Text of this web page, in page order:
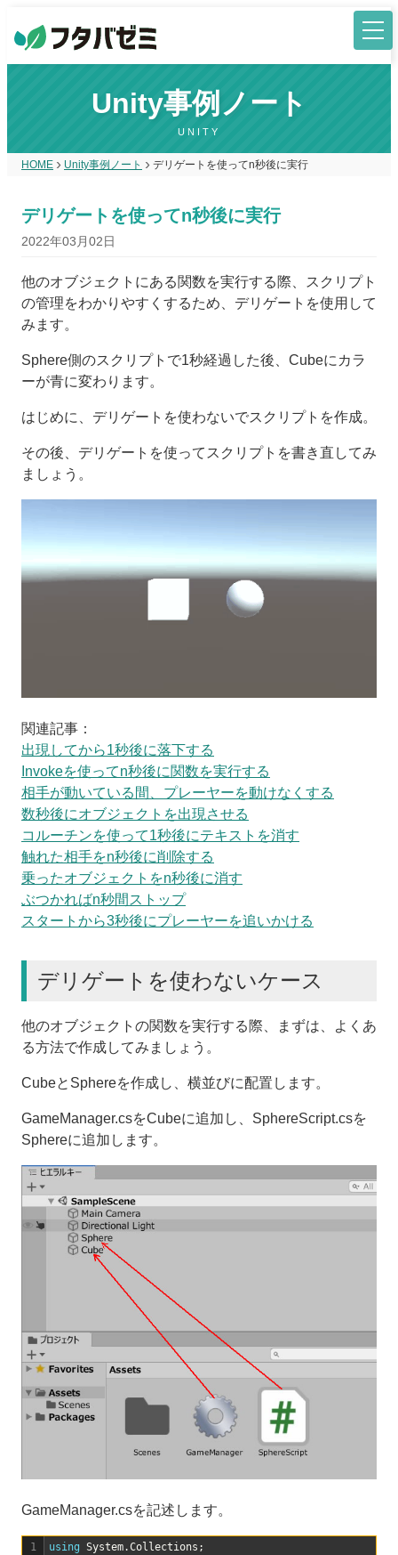
Unity事例ノート
UNITY
HOME Unity事例ノート デリゲートを使ってn秒後に実行
デリゲートを使ってn秒後に実行
2022年03月02日
他のオブジェクトにある関数を実行する際、スクリプト
の管理をわかりやすくするため、デリゲートを使用して
みます。
Sphere側のスクリプトで1秒経過した後、Cubeにカラ
ーが青に変わります。
はじめに、デリゲートを使わないでスクリプトを作成。
その後、デリゲートを使ってスクリプトを書き直してみ
ましょう。
関連記事：
出現してから1秒後に落下する
Invokeを使ってn秒後に関数を実行する
相手が動いている間、プレーヤーを動けなくする
数秒後にオブジェクトを出現させる
コルーチンを使って1秒後にテキストを消す
触れた相手をn秒後に削除する
乗ったオブジェクトをn秒後に消す
ぶつかればn秒間ストップ
スタートから3秒後にプレーヤーを追いかける
デリゲートを使わないケース
他のオブジェクトの関数を実行する際、まずは、よくあ
る方法で作成してみましょう。
CubeとSphereを作成し、横並びに配置します。
GameManager.csをCubeに追加し、SphereScript.csを
Sphereに追加します。
GameManager.csを記述します。
1
using System.Collections ;